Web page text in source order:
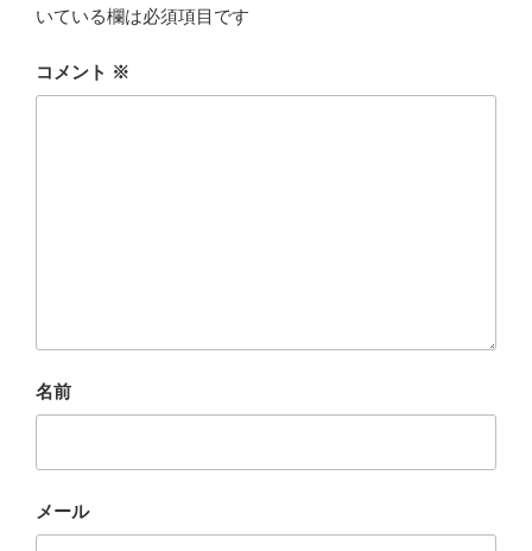
いている欄は必須項目です
コメント ※
名前
メール